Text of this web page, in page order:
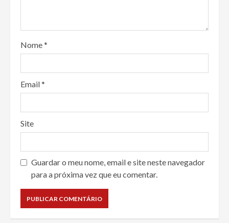
Nome*
Email*
Site
Guardar o meu nome, email e site neste navegador
para a próxima vez que eu comentar.